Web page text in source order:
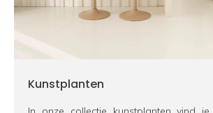
Kunstplanten